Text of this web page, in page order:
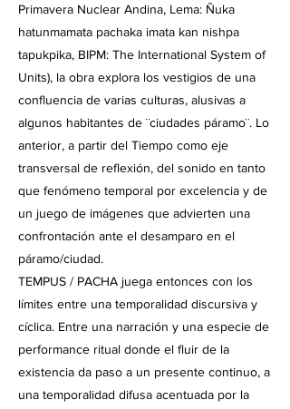
Primavera Nuclear Andina, Lema: Ñuka
hatunmamata pachaka imata kan nishpa
tapukpika, BIPM: The International System of
Units), la obra explora los vestigios de una
confluencia de varias culturas, alusivas a
algunos habitantes de ¨ciudades páramo¨. Lo
anterior, a partir del Tiempo como eje
transversal de reflexión, del sonido en tanto
que fenómeno temporal por excelencia y de
un juego de imágenes que advierten una
confrontación ante el desamparo en el
páramo/ciudad.
TEMPUS / PACHA juega entonces con los
límites entre una temporalidad discursiva y
cíclica. Entre una narración y una especie de
performance ritual donde el fluir de la
existencia da paso a un presente continuo, a
una temporalidad difusa acentuada por la